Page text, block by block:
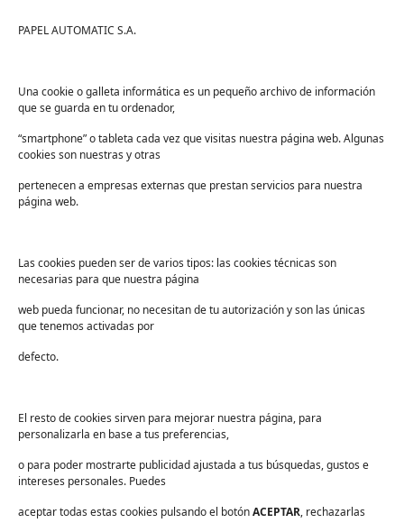
PAPEL AUTOMATIC S.A.
Una cookie o galleta informática es un pequeño archivo de información
que se guarda en tu ordenador,
“smartphone” o tableta cada vez que visitas nuestra página web. Algunas
cookies son nuestras y otras
pertenecen a empresas externas que prestan servicios para nuestra
página web.
Las cookies pueden ser de varios tipos: las cookies técnicas son
necesarias para que nuestra página
web pueda funcionar, no necesitan de tu autorización y son las únicas
que tenemos activadas por
defecto.
El resto de cookies sirven para mejorar nuestra página, para
personalizarla en base a tus preferencias,
o para poder mostrarte publicidad ajustada a tus búsquedas, gustos e
intereses personales. Puedes
aceptar todas estas cookies pulsando el botónACEPTAR, rechazarlas
Sanidad
Educación
Centros deportivos
Servicios
Industria alimentaria
Tienda PAPELMATIC
Lista de deseos
Términos y condiciones
Devoluciones
Suscríbete para recibir noticias exclusivas y ofertas.
Correo
electrónico*
sector *
Consentimiento*
He leído y acepto laspolíticas de privacidad.*